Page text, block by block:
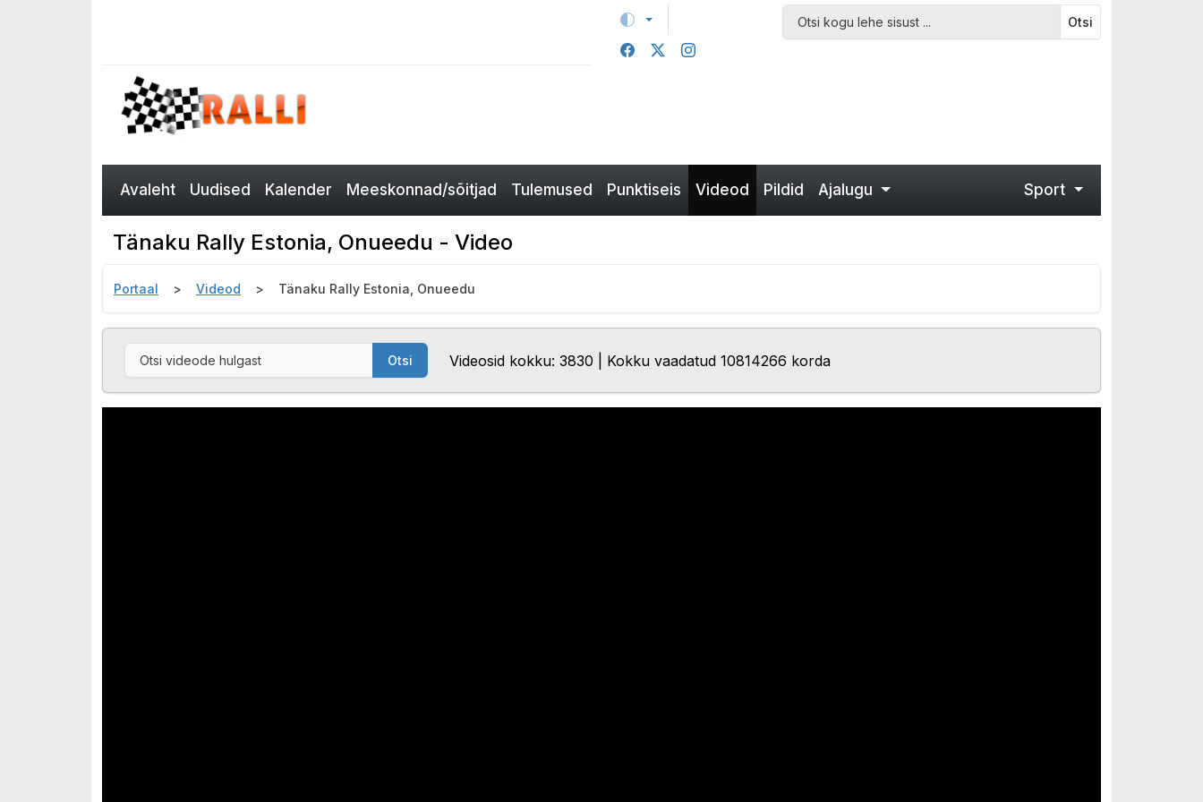
Otsi
Avaleht Uudised Kalender Meeskonnad/sõitjad Tulemused Punktiseis Videod Pildid Ajalugu Sport
Tänaku Rally Estonia, Onueedu - Video
Portaal Videod Tänaku Rally Estonia, Onueedu
Otsi Videosid kokku: 3830 | Kokku vaadatud 10814266 korda